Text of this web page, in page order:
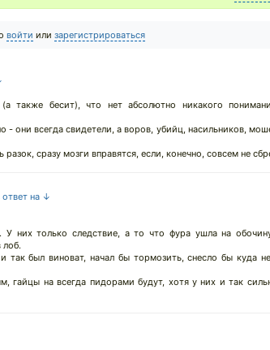
войти или зарегистрироваться
также бесит), что нет абсолютно никакого
- они всегда свидетели, а воров, убийц, насильников,
сразу мозги вправятся, если, конечно, совсем не
ответ на ↓
них только следствие, а то что фура ушла на
лоб.
был виноват, начал бы тормозить, снесло бы куда
гайцы на всегда пидорами будут, хотя у них и так